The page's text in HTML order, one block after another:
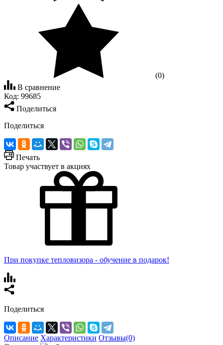
(0)
В сравнение
Код: 99685
Поделиться
Поделиться
Печать
Товар участвует в акциях
При покупке тепловизора - обучение в подарок!
Поделиться
Описание Характеристики Отзывы(0)